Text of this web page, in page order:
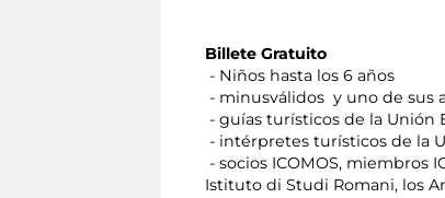
Billete Gratuito
- Niños hasta los 6 años
- minusválidos y uno de sus
- guías turísticos de la Unión
- intérpretes turísticos de la
- socios ICOMOS, miembros
Istituto di Studi Romani, los